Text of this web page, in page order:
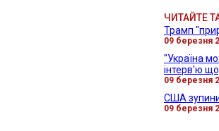
ЧИТАЙТЕ
Трамп
09 березня
"Україна
інтерв'ю
09 березня
США
09 березня